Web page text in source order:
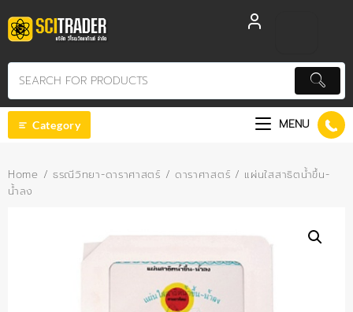
to
content
Category MENU
Home / ธรณีวิทยา-ดาราศาสตร์ / ดาราศาสตร์ / แผ่นใสสาธิตน้ำขึ้น-
น้ำลง